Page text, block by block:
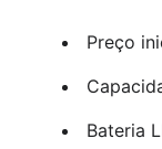
Preço
Bateria